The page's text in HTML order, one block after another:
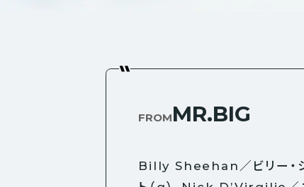
FROMMR.BIG
Billy Sheehan／ビリー・シ